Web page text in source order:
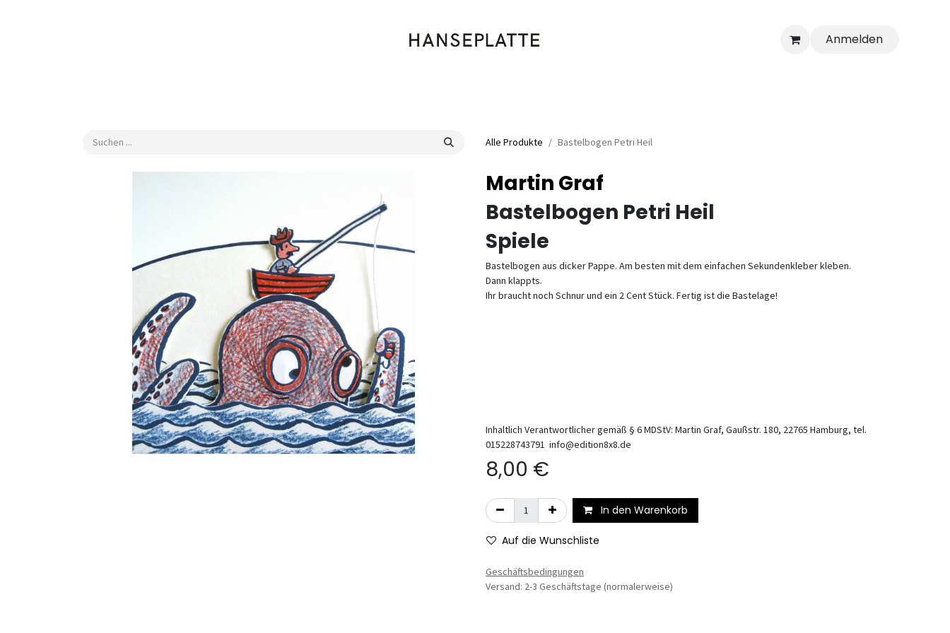
Anmelden
Alle Produkte Bastelbogen Petri Heil
Martin Graf
Bastelbogen Petri Heil
Spiele
Bastelbogen aus dicker Pappe. Am besten mit dem einfachen Sekundenkleber kleben.
Dann klappts.
Ihr braucht noch Schnur und ein 2 Cent Stück. Fertig ist die Bastelage!
Inhaltlich Verantwortlicher gemäß § 6 MDStV: Martin Graf, Gaußstr. 180, 22765 Hamburg, tel.
015228743791 info@edition8x8.de
8,00 €
In den Warenkorb
Auf die Wunschliste
Geschäftsbedingungen
Versand: 2-3 Geschäftstage (normalerweise)